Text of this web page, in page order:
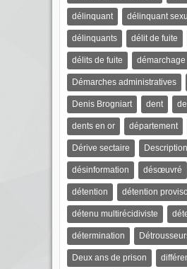
délinquant délinquant
délinquants délit de fuite
délits de fuite démarchage
Démarches administratives
Denis Brogniart dent
dents en or département
Dérive sectaire Description
désinformation désœuvré
détention détention
détenu multirécidiviste
détermination
Deux ans de prison